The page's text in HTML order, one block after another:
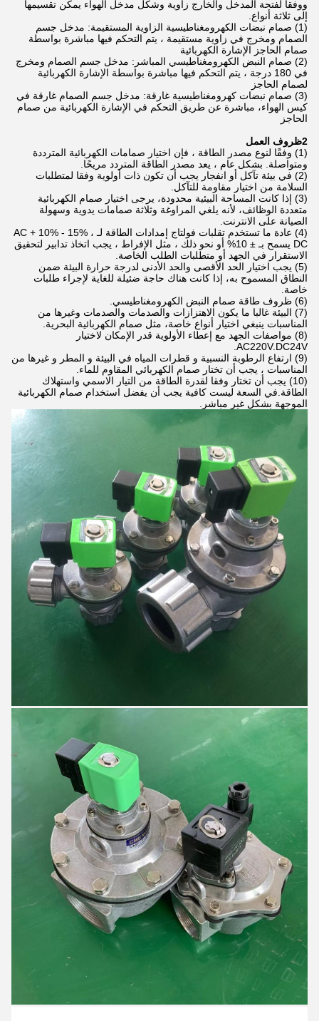
ووفقاً لفتحة المدخل والخارج زاوية وشكل مدخل الهواء يمكن تقسيمها
إلى ثلاثة أنواع.
(1) صمام نبضات الكهرومغناطيسية الزاوية المستقيمة: مدخل جسم
الصمام ومخرج في زاوية مستقيمة ، يتم التحكم فيها مباشرة بواسطة
صمام الحاجز الإشارة الكهربائية
(2) صمام النبض الكهرومغناطيسي المباشر: مدخل جسم الصمام ومخرج
في 180 درجة ، يتم التحكم فيها مباشرة بواسطة الإشارة الكهربائية
لصمام الحاجز
(3) صمام نبضات كهرومغناطيسية غارقة: مدخل جسم الصمام غارقة في
كيس الهواء، مباشرة عن طريق التحكم في الإشارة الكهربائية من صمام
الحاجز
2ظروف العمل
(1) وفقًا لنوع مصدر الطاقة ، فإن اختيار صمامات الكهربائية المترددة
ومتواصلة. بشكل عام ، يعد مصدر الطاقة المتردد مريحًا.
(2) في بيئة تآكل أو انفجار يجب أن تكون ذات أولوية وفقا لمتطلبات
السلامة من اختيار مقاومة للتآكل.
(3) إذا كانت المساحة البيئية محدودة، يرجى اختيار صمام الكهربائية
متعددة الوظائف، لأنه يلغي المراوغة وثلاثة صمامات يدوية وسهولة
الصيانة على الانترنت.
(4) عادة ما تستخدم تقلبات فولتاج إمدادات الطاقة لـ AC + 10% - 15% ،
DC يسمح بـ ± 10% أو نحو ذلك ، مثل الإفراط ، يجب اتخاذ تدابير لتحقيق
الاستقرار في الجهد أو متطلبات الطلب الخاصة.
(5) يجب اختيار الحد الأقصى والحد الأدنى لدرجة حرارة البيئة ضمن
النطاق المسموح به، إذا كانت هناك حاجة ضئيلة للغاية لإجراء طلبات
خاصة.
(6) ظروف طاقة صمام النبض الكهرومغناطيسي.
(7) البيئة غالبا ما يكون الاهتزازات والصدمات والصدمات وغيرها من
المناسبات ينبغي اختيار أنواع خاصة، مثل صمام الكهربائية البحرية.
(8) مواصفات الجهد مع إعطاء الأولوية قدر الإمكان لاختيار
AC220V.DC24V.
(9) ارتفاع الرطوبة النسبية و قطرات المياه في البيئة و المطر و غيرها من
المناسبات ، يجب أن تختار صمام الكهربائي المقاوم للماء.
(10) يجب أن تختار وفقا لقدرة الطاقة من التيار الاسمي واستهلاك
الطاقة.في السعة ليست كافية يجب أن يفضل استخدام صمام الكهربائية
الموجهة بشكل غير مباشر.